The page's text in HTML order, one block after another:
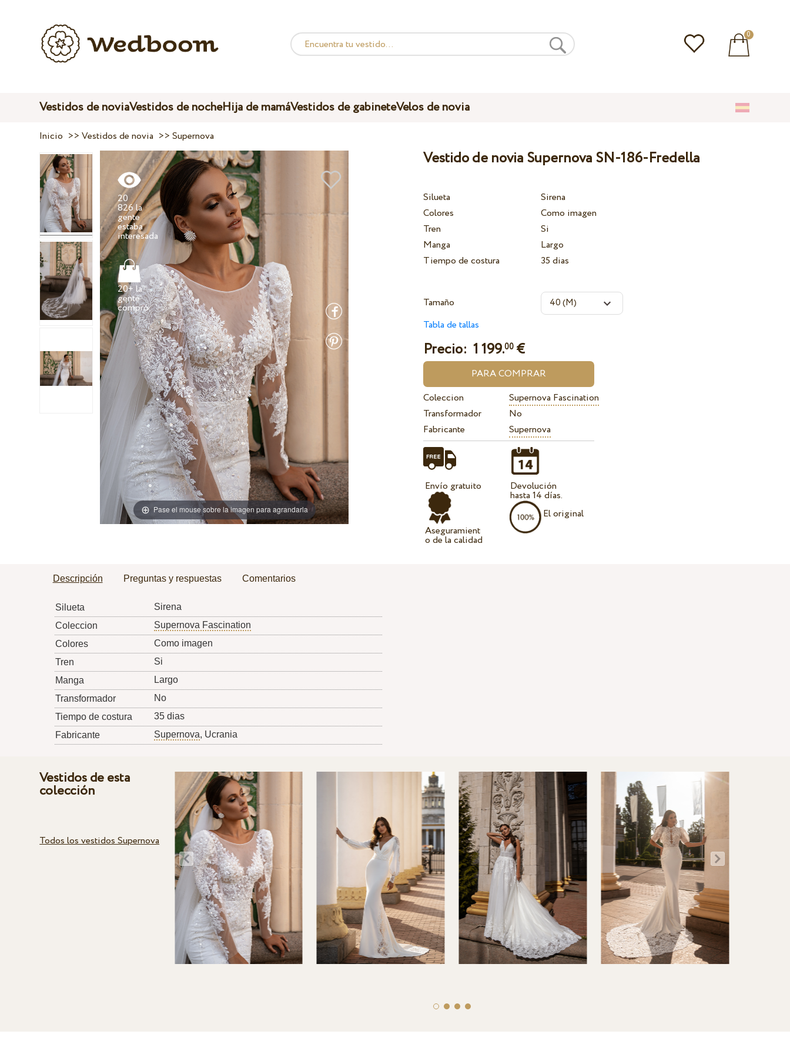
0
Vestidos de noviaVestidos de nocheHija de mamáVestidos de gabineteVelos de novia
Inicio >>Vestidos de novia >>Supernova
Pase el mouse sobre la imagen para agrandarla
20
826 la
gente
estaba
20+ la
gente
compró
Vestido de novia Supernova SN-186-Fredella
Silueta
Sirena
Colores
Como imagen
Tren
Si
Manga
Largo
Tiempo de costura
35 dias
Tamaño
Tabla de tallas
Precio:1 199.00 €
Coleccion
Supernova Fascination
Transformador
No
Fabricante
Supernova
Envío gratuito
Aseguramient
o de la calidad
Devolución
hasta 14 días.
El original
Descripción Preguntas y respuestas Comentarios
Silueta
Sirena
Coleccion
Supernova Fascination
Colores
Como imagen
Tren
Si
Manga
Largo
Transformador
No
Tiempo de costura
35 dias
Fabricante
Supernova, Ucrania
Vestidos de esta
colección
Todos los vestidos Supernova